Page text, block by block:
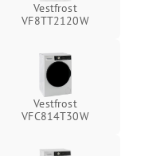
Vestfrost
VF8TT2120W
Vestfrost
VFC814T30W